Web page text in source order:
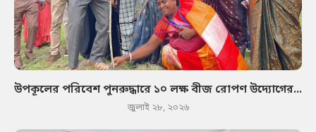
উপকূলের পরিবেশ পুনরুদ্ধারে ১০ লক্ষ বীজ রোপণ উদ্যোগের...
জুলাই ২৮, ২০২৬